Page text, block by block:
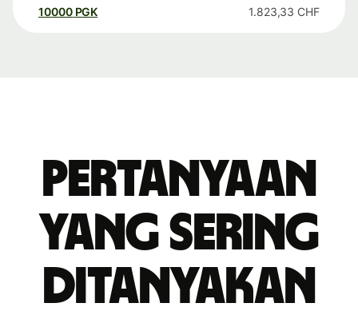
10000 PGK 1.823,33 CHF
Pertanyaan
yang sering
ditanyakan